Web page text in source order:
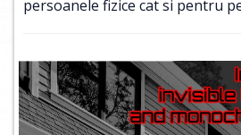
persoanele fizice cat si pentru